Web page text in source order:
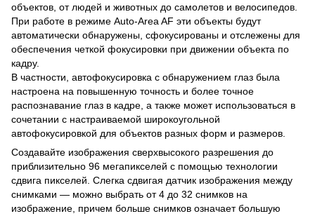
объектов, от людей и животных до самолетов и велосипедов.
При работе в режиме Auto-Area AF эти объекты будут
автоматически обнаружены, сфокусированы и отслежены для
обеспечения четкой фокусировки при движении объекта по
кадру.
В частности, автофокусировка с обнаружением глаз была
настроена на повышенную точность и более точное
распознавание глаз в кадре, а также может использоваться в
сочетании с настраиваемой широкоугольной
автофокусировкой для объектов разных форм и размеров.
Создавайте изображения сверхвысокого разрешения до
приблизительно 96 мегапикселей с помощью технологии
сдвига пикселей. Слегка сдвигая датчик изображения между
снимками — можно выбрать от 4 до 32 снимков на
изображение, причем больше снимков означает большую